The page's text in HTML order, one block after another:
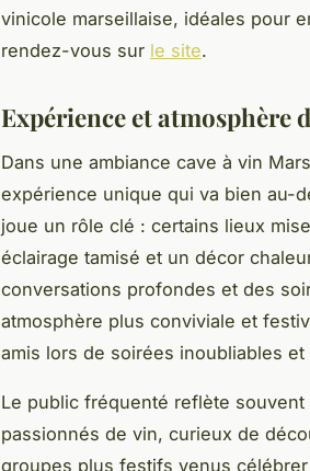
vinicole marseillaise, idéales pour
rendez-vous sur le site.
Expérience et atmosphère
Dans une ambiance cave à vin
expérience unique qui va bien au-
joue un rôle clé : certains lieux
éclairage tamisé et un décor
conversations profondes et des
atmosphère plus conviviale et
amis lors de soirées inoubliables et
Le public fréquenté reflète
passionnés de vin, curieux de
groupes plus festifs venus